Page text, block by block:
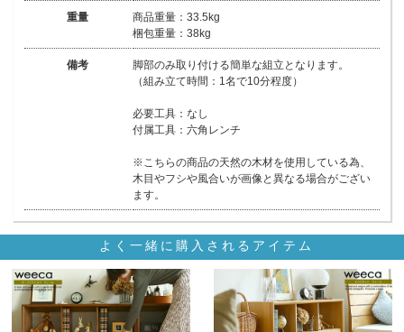
重量
商品重量：33.5kg
梱包重量：38kg
備考
脚部のみ取り付ける簡単な組立となります。
（組み立て時間：1名で10分程度）
必要工具：なし
付属工具：六角レンチ
※こちらの商品の天然の木材を使用している為、
木目やフシや風合いが画像と異なる場合がござい
ます。
よく一緒に購入されるアイテム